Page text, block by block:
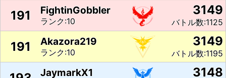
191 FightinGobbler
ランク:10
3149
バトル数:1125
191 Akazora219
ランク:10
3149
バトル数:1195
JaymarkX1 3148